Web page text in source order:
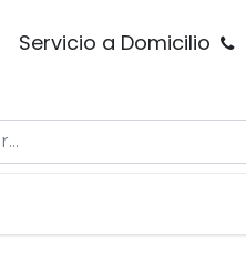
Servicio a Domicilio